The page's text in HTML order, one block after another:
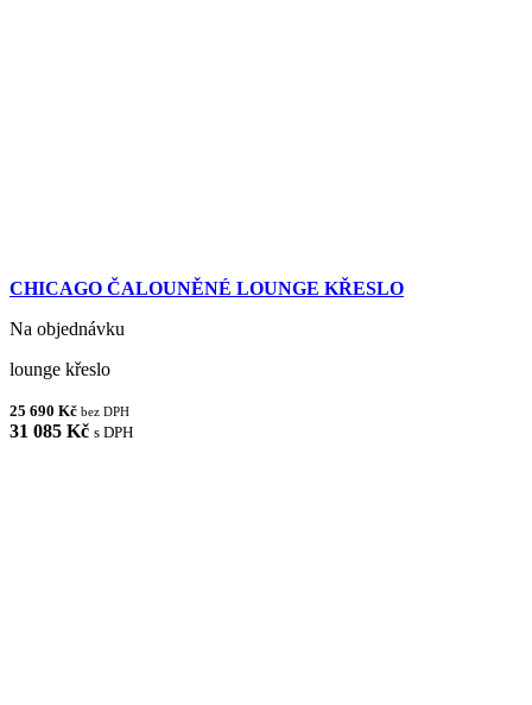
CHICAGO ČALOUNĚNÉ LOUNGE KŘESLO
Na objednávku
lounge křeslo
25 690 Kč bez DPH
31 085 Kč s DPH